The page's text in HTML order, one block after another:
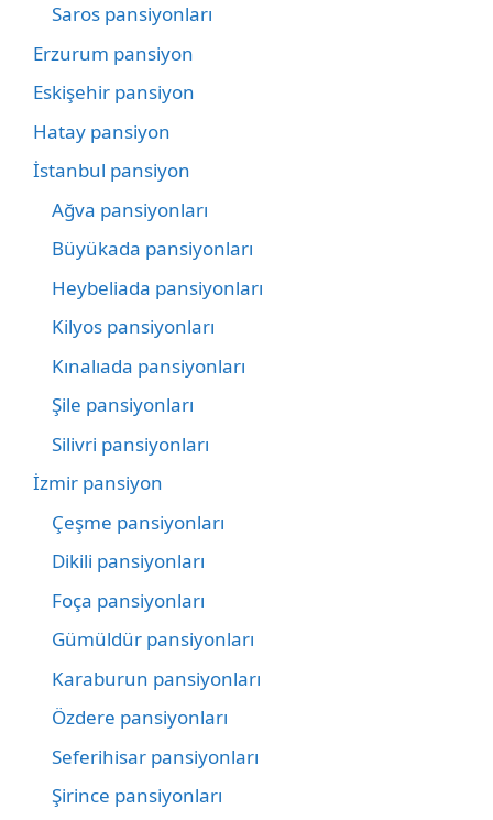
Saros pansiyonları
Erzurum pansiyon
Eskişehir pansiyon
Hatay pansiyon
İstanbul pansiyon
Ağva pansiyonları
Büyükada pansiyonları
Heybeliada pansiyonları
Kilyos pansiyonları
Kınalıada pansiyonları
Şile pansiyonları
Silivri pansiyonları
İzmir pansiyon
Çeşme pansiyonları
Dikili pansiyonları
Foça pansiyonları
Gümüldür pansiyonları
Karaburun pansiyonları
Özdere pansiyonları
Seferihisar pansiyonları
Şirince pansiyonları